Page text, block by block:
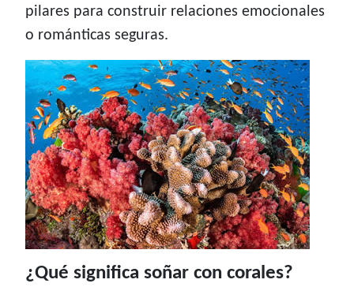
pilares para construir relaciones emocionales
o románticas seguras.
¿Qué significa soñar con corales?